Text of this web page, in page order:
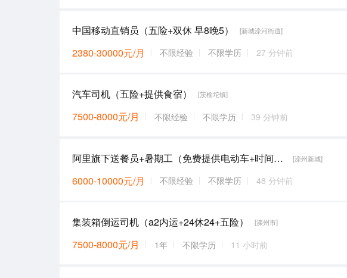
中国移动直销员（五险+双休 早8晚5） [新城滦河街道]
2380-30000元/月 不限经验 不限学历 27 分钟前
汽车司机（五险+提供食宿） [茨榆坨镇]
7500-8000元/月 不限经验 不限学历 39 分钟前
阿里旗下送餐员+暑期工（免费提供电动车+时间自由+可兼职） [滦州新城]
6000-10000元/月 不限经验 不限学历 48 分钟前
集装箱倒运司机（a2内运+24休24+五险） [滦州市]
7500-8000元/月 1年 不限学历 11 小时前